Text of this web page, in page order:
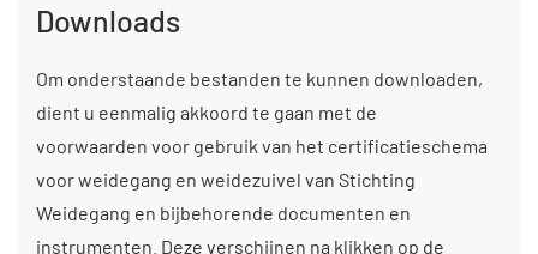
Downloads
Om onderstaande bestanden te kunnen downloaden,
dient u eenmalig akkoord te gaan met de
voorwaarden voor gebruik van het certificatieschema
voor weidegang en weidezuivel van Stichting
Weidegang en bijbehorende documenten en
instrumenten. Deze verschijnen na klikken op de